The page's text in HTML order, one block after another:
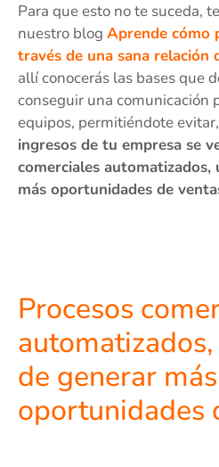
Para que esto no te suceda,
nuestro blog Aprende cómo
través de una sana relación
allí conocerás las bases que
conseguir una comunicación
equipos, permitiéndote
ingresos de tu empresa se
comerciales automatizados,
más oportunidades de
Procesos
de generar más
oportunidades